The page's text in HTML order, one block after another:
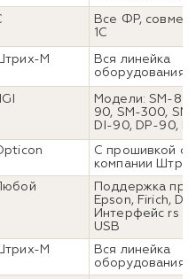
Все ФР,
1С
М
Вся линейка
оборудования
Модели: SM-
90, SM-300,
DI-90, DP-90,
C прошивкой от
компании
Поддержка
Epson, Firich,
Интерфейс rs
USB
М
Вся линейка
оборудования